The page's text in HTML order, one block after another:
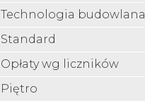
Technologia budowlana
Standard
Opłaty wg liczników
Piętro